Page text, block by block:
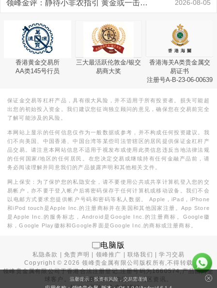
领峰金评：静待小非农指引 黄金或一击破局 2026-08-05
香港黄金交易所
AA类145号行员
三大最活跃伦敦金/银交
易商大奖
香港海关A类贵金属交
易证书
注册号A-B-23-06-00639
保证金交易等杠杆产品，具有很大风险，并不适用于所有投资者。损失可能超
出您的初始投入资金。我们建议您征询独立顾问的意见，确保您在交易前完全
了解可能涉及的风险。
本网站上显示的任何信息仅作为一般数据或参考，并不构成任何投资建议。我
们不向美国、中国香港、中国台湾等某些司法管辖区的居民提供保证金杠杆产
品交易。请注意本网站信息不适用于视发布或使用此类信息违反当地法律法规
的任何国家/地区的任何居民。在您决定交易或继续持有任何金融产品前，请
务必阅读理解并同意我们的产品披露声明和其他相关文件。
网上保安：为了保护您的私隐安全，请不要使用公共或共享计算机登入您的交
易帐户，亦不要于登入帐户后将密码保存于任何计算机或移动设备。我们不会
以电邮方式要求您提供帐户号码和密码等私人数据。 Apple，iPad，iPhone
和iPod touch是Apple Inc.的注册商标并在美国和其他国家注册。App Store
是Apple Inc.的服务标志，Android是Google Inc.的注册商标。Google徽
标，Google Play徽标和Google界面是Google Inc.的商标或注册商标。
电脑版
私隐条款 |免责声明 领峰推广 |联络我们 |学习交易
Copyright ©2026 领峰贵金属有限公司版权所有,不得转载
领峰贵金属有限公司于香港合法注册登记,注册号码为1660574,产品面向全
球客户。本站内所有内容均为香港地区资讯。
温馨提示：投资有风险，交易需谨慎